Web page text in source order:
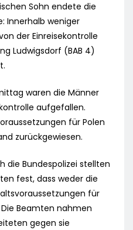
Sohn endete die
Innerhalb weniger
der Einreisekontrolle
Ludwigsdorf (BAB 4)
waren die Männer
aufgefallen.
für Polen
zurückgewiesen.
die Bundespolizei stellten
fest, dass weder die
für
Beamten nahmen
gegen sie